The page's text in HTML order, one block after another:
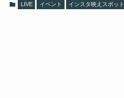
LIVE イベント インスタ映えスポット